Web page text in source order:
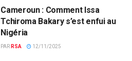
Cameroun : Comment Issa
Tchiroma Bakary s’est enfui au
Nigéria
PAR RSA 12/11/2025